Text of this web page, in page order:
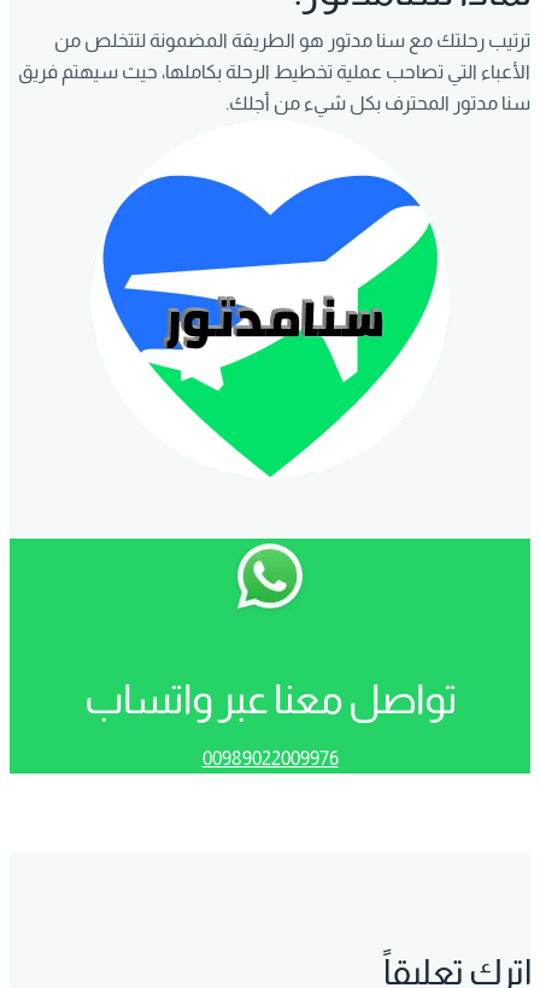
ترتيب رحلتك مع سنا مدتور هو الطريقة المضمونة لتتخلص من
الأعباء التي تصاحب عملية تخطيط الرحلة بكاملها، حيث سيهتم فريق
سنا مدتور المحترف بكل شيء من أجلك.
تواصل معنا عبر واتساب
00989022009976
اترك تعليقاً